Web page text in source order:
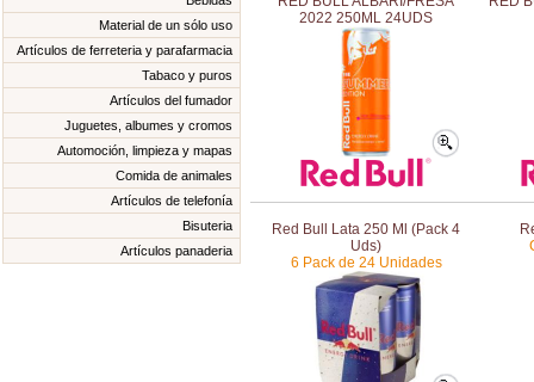
2022 250ML 24UDS
Red Bull Lata 250 Ml (Pack 4
Uds)
6 Pack de 24 Unidades
Material de un sólo uso
Artículos de ferreteria y parafarmacia
Tabaco y puros
Artículos del fumador
Juguetes, albumes y cromos
Automoción, limpieza y mapas
Comida de animales
Artículos de telefonía
Bisuteria
Artículos panaderia